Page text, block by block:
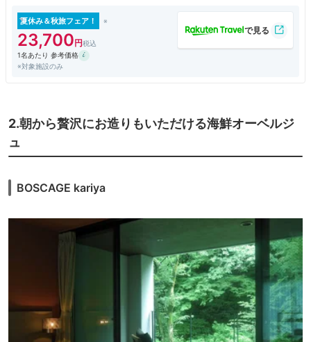
夏休み＆秋旅フェア！
23,700
1名あたり 参考価格
※対象施設のみ
2.朝から贅沢にお造りもいただける海鮮オーベルジ
ュ
BOSCAGE kariya